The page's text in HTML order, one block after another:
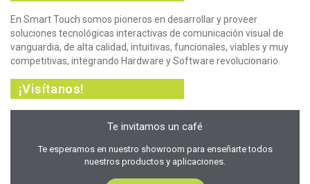
En Smart Touch somos pioneros en desarrollar y proveer
soluciones tecnológicas interactivas de comunicación visual de
vanguardia, de alta calidad, intuitivas, funcionales, viables y muy
competitivas, integrando Hardware y Software revolucionario.
¡Visítanos!
Te invitamos un café
Te esperamos en nuestro showroom para enseñarte todos
nuestros productos y aplicaciones.